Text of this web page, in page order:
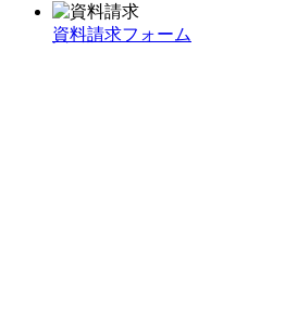
資料請求フォーム